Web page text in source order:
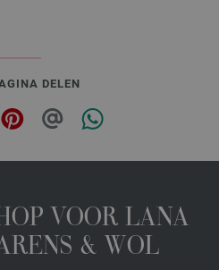
DELEN
VOOR LANA
& WOL